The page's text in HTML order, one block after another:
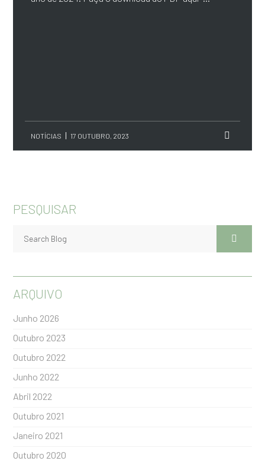
NOTÍCIAS 17 OUTUBRO, 2023
PESQUISAR
ARQUIVO
Junho 2026
Outubro 2023
Outubro 2022
Junho 2022
Abril 2022
Outubro 2021
Janeiro 2021
Outubro 2020